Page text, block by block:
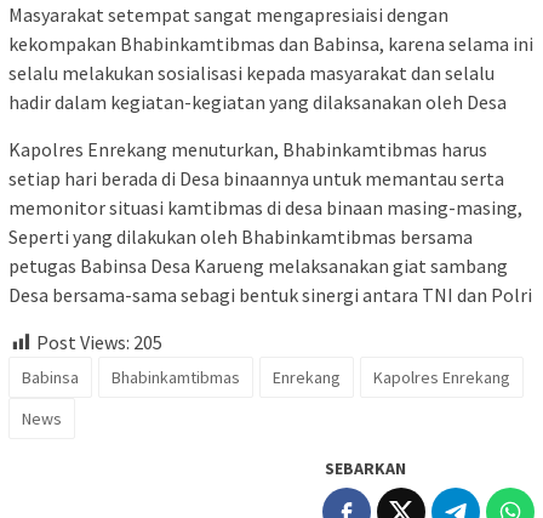
Masyarakat setempat sangat mengapresiaisi dengan
kekompakan Bhabinkamtibmas dan Babinsa, karena selama ini
selalu melakukan sosialisasi kepada masyarakat dan selalu
hadir dalam kegiatan-kegiatan yang dilaksanakan oleh Desa
Kapolres Enrekang menuturkan, Bhabinkamtibmas harus
setiap hari berada di Desa binaannya untuk memantau serta
memonitor situasi kamtibmas di desa binaan masing-masing,
Seperti yang dilakukan oleh Bhabinkamtibmas bersama
petugas Babinsa Desa Karueng melaksanakan giat sambang
Desa bersama-sama sebagi bentuk sinergi antara TNI dan Polri
Post Views: 205
Babinsa Bhabinkamtibmas Enrekang
Kapolres Enrekang
News
SEBARKAN